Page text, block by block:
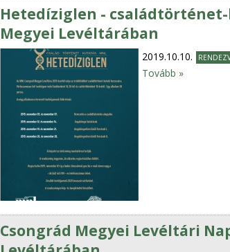
Hetedíziglen -
Megyei Levéltárában
2019.10.10.
Tovább »
Csongrád Megyei Levéltári